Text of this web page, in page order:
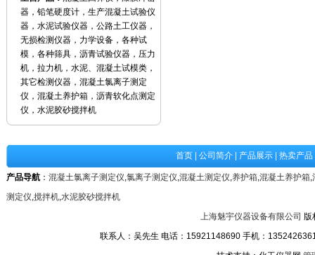
器，铅笔硬度计，生产混凝土试验仪
器，水泥试验仪器，公路土工仪器，
无损检测仪器，力学设备，各种试
模，各种筛具，沥青试验仪器，压力
机，拉力机，水泥、混凝土试模类，
其它检测仪器，混凝土氯离子测定
仪，混凝土养护箱，沥青软化点测定
仪，水泥胶砂搅拌机
首页 公司简介 产品展示 热卖产品
产品导航 ： 混凝土氯离子测定仪,氯离子测定仪,混凝土测定仪,养护箱,混凝土养护箱,
测定仪,搅拌机,水泥胶砂搅拌机
上海魅宇仪器设备有限公司 版
联系人：吴先生 电话：15921148690 手机：